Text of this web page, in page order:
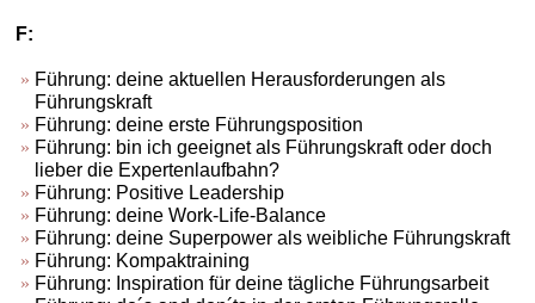
F:
Führung: deine aktuellen Herausforderungen als
Führungskraft
Führung: deine erste Führungsposition
Führung: bin ich geeignet als Führungskraft oder doch
lieber die Expertenlaufbahn?
Führung: Positive Leadership
Führung: deine Work-Life-Balance
Führung: deine Superpower als weibliche Führungskraft
Führung: Kompaktraining
Führung: Inspiration für deine tägliche Führungsarbeit